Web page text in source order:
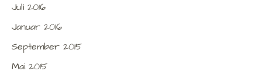
Juli 2016
Januar 2016
September 2015
Mai 2015